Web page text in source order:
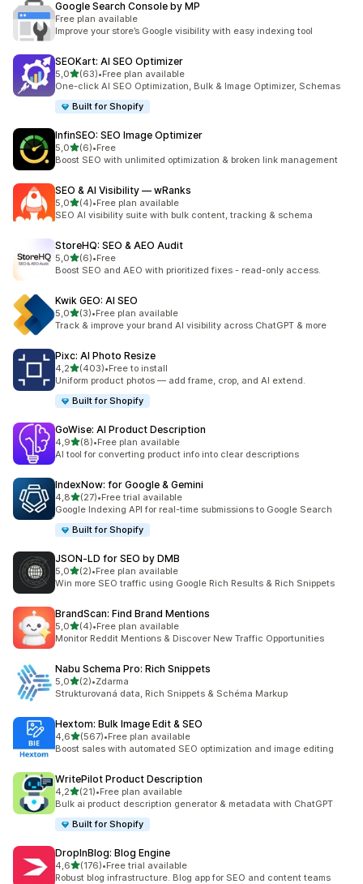
Google Search Console by MP
Free plan available
Improve your store’s Google visibility with easy indexing tool
SEOKart: AI SEO Optimizer
5,0z 5 hvězd
(63)
Celkový počet recenzí: 63
•Free plan available
One-click AI SEO Optimization, Bulk & Image Optimizer, Schemas
Built for Shopify
InfinSEO: SEO Image Optimizer
5,0z 5 hvězd
(6)
Celkový počet recenzí: 6
•Free
Boost SEO with unlimited optimization & broken link management
SEO & AI Visibility — wRanks
5,0z 5 hvězd
(4)
Celkový počet recenzí: 4
•Free plan available
SEO AI visibility suite with bulk content, tracking & schema
StoreHQ: SEO & AEO Audit
5,0z 5 hvězd
(6)
Celkový počet recenzí: 6
•Free
Boost SEO and AEO with prioritized fixes - read-only access.
Kwik GEO: AI SEO
5,0z 5 hvězd
(3)
Celkový počet recenzí: 3
•Free plan available
Track & improve your brand AI visibility across ChatGPT & more
Pixc: AI Photo Resize
4,2z 5 hvězd
(403)
Celkový počet recenzí: 403
•Free to install
Uniform product photos — add frame, crop, and AI extend.
Built for Shopify
GoWise: AI Product Description
4,9z 5 hvězd
(8)
Celkový počet recenzí: 8
•Free plan available
AI tool for converting product info into clear descriptions
IndexNow: for Google & Gemini
4,8z 5 hvězd
(27)
Celkový počet recenzí: 27
•Free trial available
Google Indexing API for real-time submissions to Google Search
Built for Shopify
JSON‑LD for SEO by DMB
5,0z 5 hvězd
(2)
Celkový počet recenzí: 2
•Free plan available
Win more SEO traffic using Google Rich Results & Rich Snippets
BrandScan: Find Brand Mentions
5,0z 5 hvězd
(4)
Celkový počet recenzí: 4
•Free plan available
Monitor Reddit Mentions & Discover New Traffic Opportunities
Nabu Schema Pro: Rich Snippets
5,0z 5 hvězd
(2)
Celkový počet recenzí: 2
•Zdarma
Strukturovaná data, Rich Snippets & Schéma Markup
Hextom: Bulk Image Edit & SEO
4,6z 5 hvězd
(567)
Celkový počet recenzí: 567
•Free plan available
Boost sales with automated SEO optimization and image editing
WritePilot Product Description
4,2z 5 hvězd
(21)
Celkový počet recenzí: 21
•Free plan available
Bulk ai product description generator & metadata with ChatGPT
Built for Shopify
DropInBlog: Blog Engine
4,6z 5 hvězd
(176)
Celkový počet recenzí: 176
•Free trial available
Robust blog infrastructure. Blog app for SEO and content teams